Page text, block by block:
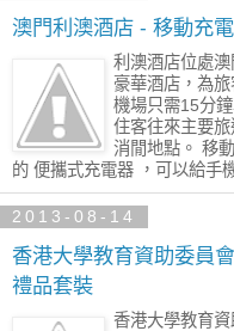
澳門利澳酒店 - 移動充
利澳酒店位處
豪華酒店，為
機場只需15分
住客往來主要
消閒地點。 移
的 便攜式充電器 ，可以給手
2013-08-14
香港大學教育資助委員
禮品套裝
香港大學教育